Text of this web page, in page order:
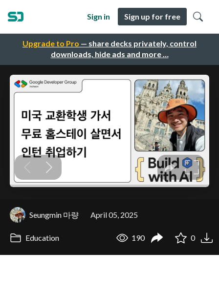
Upgrade to Pro — share decks privately, control
downloads, hide ads and more …
Sign in Sign up for free
Seungmin 마량 April 05, 2025
Education 190 0